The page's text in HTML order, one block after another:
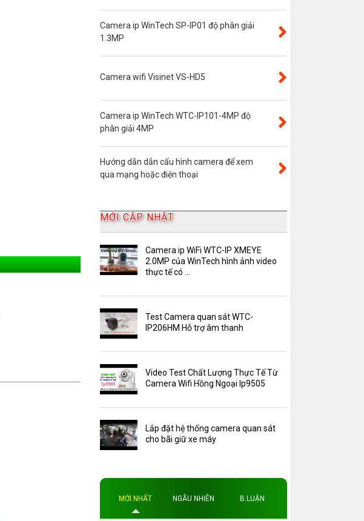
Đầu ghi camera 8 kênh
Đầu ghi camera ip
Camera 360
Camera Yoosee
YooSee
Bảng Báo Giá AKwell
Bộ Camera Quan sát
Camera Zoom
Pin Sạc dự phòng AKwell
Thông báo
Thẻ nhớ 32GB
Thẻ nhớ 64GB
Thủ thuật
Độ phân giải 4MP
Camera ip WinTech SP-IP01 độ phân giải
1.3MP
Camera wifi Visinet VS-HD5
Camera ip WinTech WTC-IP101-4MP độ
phân giải 4MP
Hướng dẫn dẫn cấu hình camera để xem
qua mạng hoặc điện thoại
MỚI CẬP NHẬT
Camera ip WiFi WTC-IP XMEYE
2.0MP của WinTech hình ảnh video
thực tế có ...
Test Camera quan sát WTC-
IP206HM Hỗ trợ âm thanh
Video Test Chất Lượng Thực Tế Từ
Camera Wifi Hồng Ngoại Ip9505
Lắp đặt hệ thống camera quan sát
cho bãi giữ xe máy
MỚI NHẤT NGẪU NHIÊN B.LUẬN